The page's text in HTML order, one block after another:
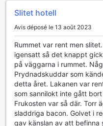
Slitet hotell
Avis déposé le 13 août 2023
Rummet var rent men
igensatt så det knappt
på väggarna i rummet.
Prydnadskuddar som
detta året. Lakanen var
som sannilokt inte gått
Frukosten var så där. Torr
sladdriga bacon. Golvet i
gav känslan av att befinna